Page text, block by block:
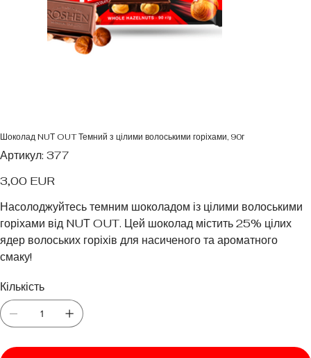
Шоколад NUТ OUT Темний з цілими волоськими горіхами, 90г
Артикул: Артикул
377
377
Ціна
3,00 EUR
Насолоджуйтесь темним шоколадом із цілими волоськими
горіхами від NUТ OUT. Цей шоколад містить 25% цілих
ядер волоських горіхів для насиченого та ароматного
смаку!
Кількість